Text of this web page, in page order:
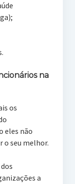
na
os
eles não
o seu melhor.
a